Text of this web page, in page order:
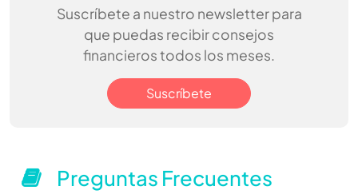
Suscríbete a nuestro newsletter para
que puedas recibir consejos
financieros todos los meses.
Suscríbete
Preguntas Frecuentes